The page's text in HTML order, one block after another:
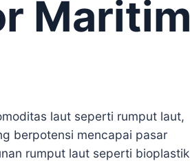
Maritim
laut seperti rumput laut,
berpotensi mencapai pasar
rumput laut seperti bioplastik